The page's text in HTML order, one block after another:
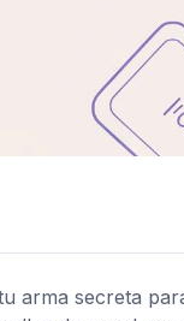
arma secreta